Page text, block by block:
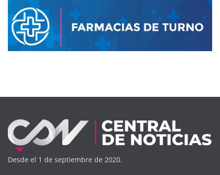
Desde el 1 de septiembre de 2020.